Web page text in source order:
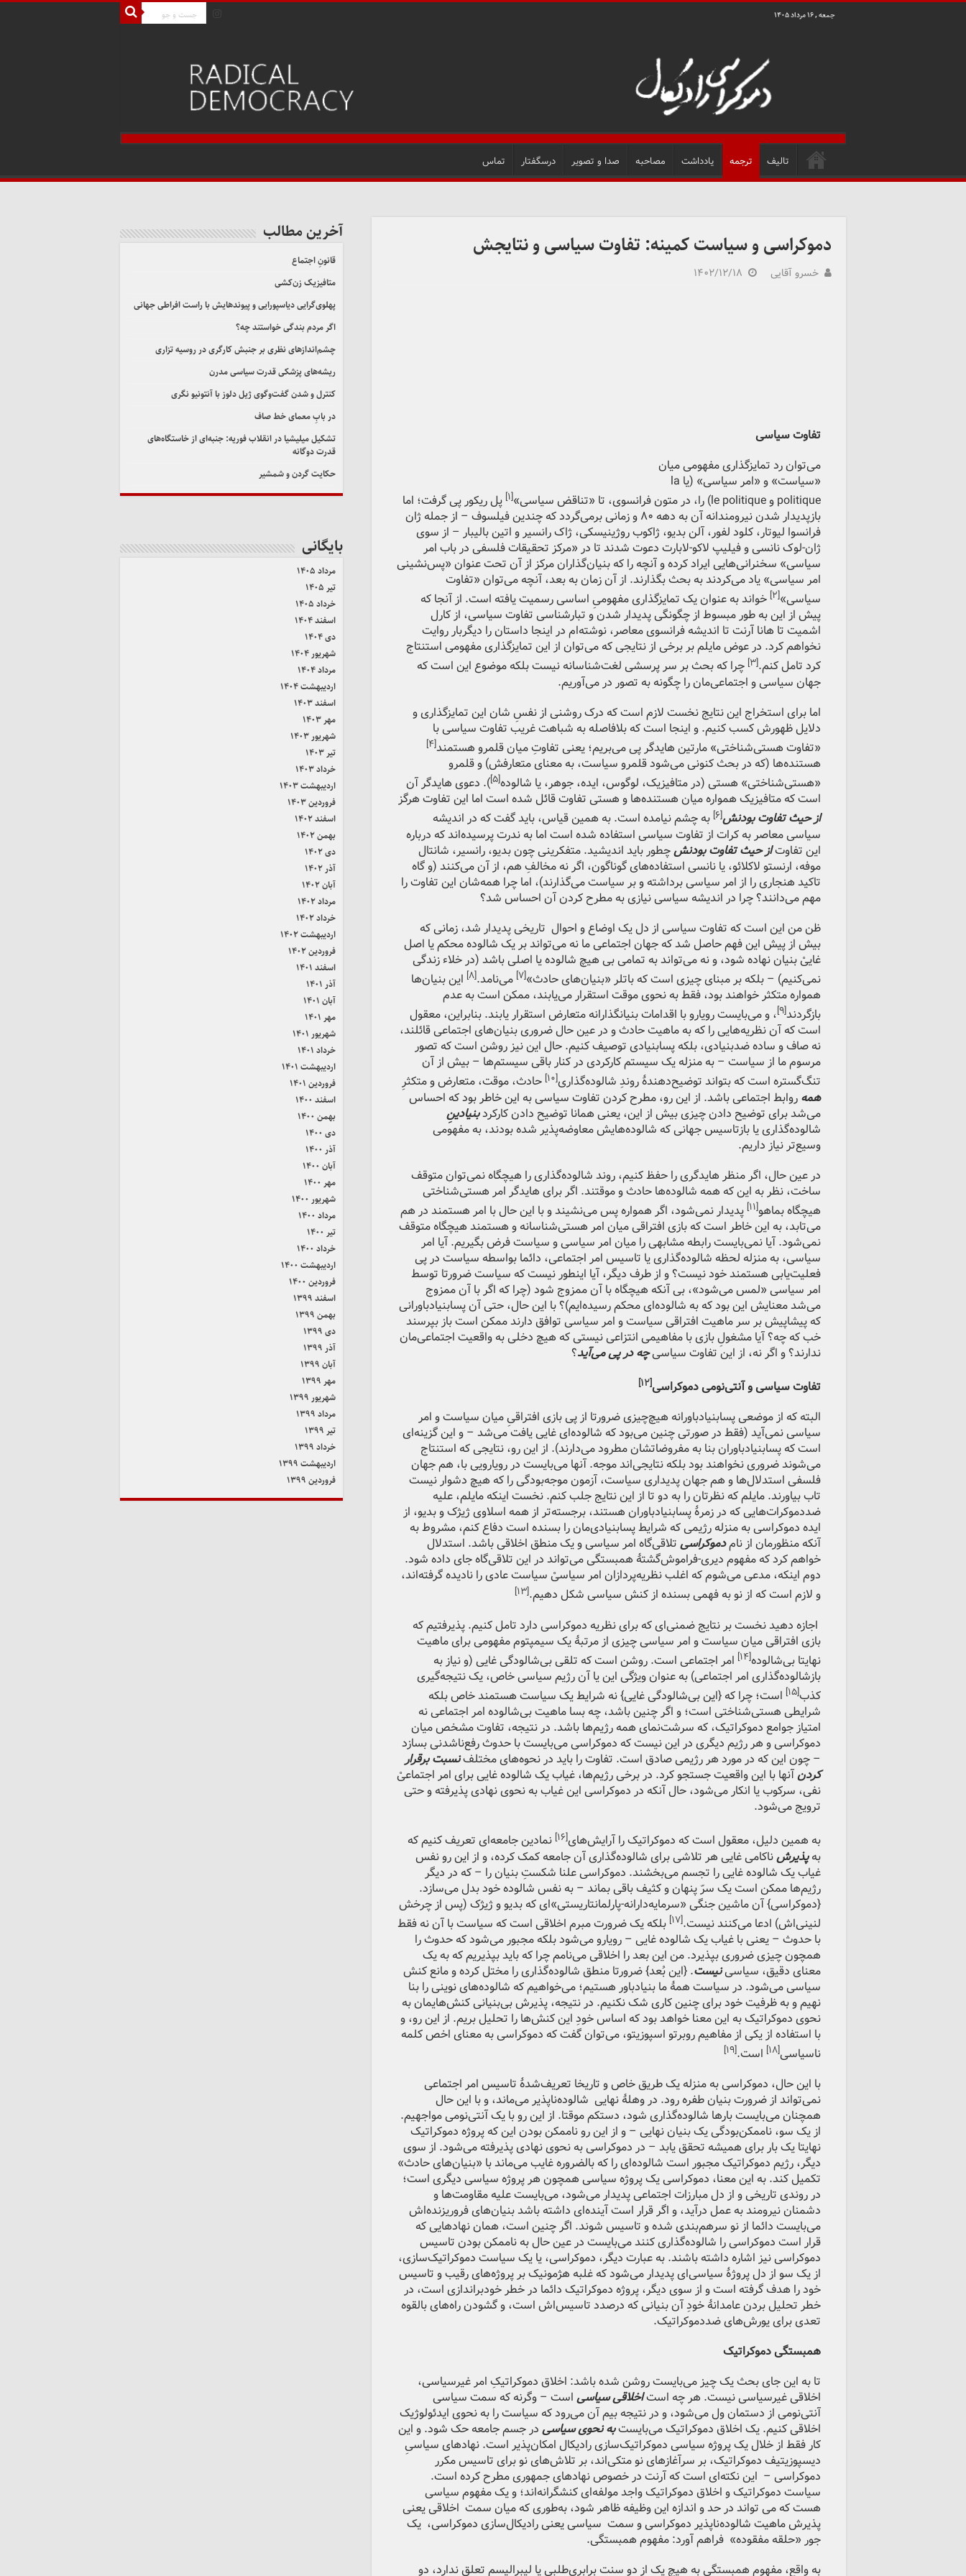
جمعه , ۱۶ مرداد ۱۴۰۵
تالیف ترجمه یادداشت مصاحبه صدا و تصویر درسگفتار تماس
دموکراسی و سیاست کمینه: تفاوت سیاسی و نتایجش
خسرو آقایی ۱۴۰۲/۱۲/۱۸
تفاوت سیاسی
می‌توان رد تمایزگذاری مفهومی میان
«سیاست» و «امر سیاسی» (یا la
politique و le politique) را، در متون فرانسوی، تا «تناقض سیاسی»
[۱] پل ریکور پی گرفت؛ اما
بازپدیدار شدن نیرومندانه آن به دهه ۸۰ و زمانی برمی‌گردد که چندین فیلسوف‌ – از جمله ژان
فرانسوا لیوتار، کلود لفور، آلن بدیو، ژاکوب روژینیسکی، ژاک رانسیر و اتین بالیبار – از سوی
ژان-لوک نانسی و فیلیپ لاکو-لابارت دعوت شدند تا در «مرکز تحقیقات فلسفی در باب امر
سیاسی» سخنرانی‌هایی ایراد کرده و آنچه را که بنیان‌گذاران مرکز از آن تحت عنوان «پس‌نشینی
امر سیاسی» یاد می‌کردند به بحث بگذارند. از آن زمان به بعد، آنچه می‌توان «تفاوت
سیاسی»[۲]
خواند به عنوان یک تمایز‌گذاری مفهومیِ اساسی رسمیت یافته است. از آنجا که
پیش از این به طور مبسوط از چگونگی پدیدار شدن و تبارشناسی تفاوت سیاسی، از کارل
اشمیت تا هانا آرنت تا اندیشه فرانسوی معاصر، نوشته‌ام در اینجا داستان را دیگربار روایت
نخواهم کرد. در عوض مایلم بر برخی از نتایجی که می‌توان از این تمایز‌گذاری مفهومی استنتاج
کرد تامل کنم.[۳]
چرا که بحث بر سر پرسشی لغت‌شناسانه نیست بلکه موضوع این است که
جهان سیاسی و اجتماعی‌مان را چگونه به تصور در می‌آوریم.
اما برای استخراج این نتایج نخست لازم است که درک روشنی از نفسِ شان این تمایز‌گذاری و
دلایل ظهورش کسب کنیم. و اینجا است که بلافاصله به شباهت غریب تفاوت سیاسی با
«تفاوت هستی‌شناختی» مارتین هایدگر پی می‌بریم؛ یعنی تفاوتِ میان قلمرو هستمند[۴]
هستنده‌ها (که در بحث کنونی می‌شود قلمرو سیاست، به معنای متعارفش) و قلمرو
«هستی‌شناختی» هستی (در متافیزیک، لوگوس، ایده، جوهر، یا شالوده[۵] ). دعوی هایدگر آن
است که متافیزیک همواره میان هستنده‌ها و هستی تفاوت قائل شده است اما این تفاوت هرگز
از حیث تفاوت بودنش[۶]
به چشم نیامده است. به همین قیاس، باید گفت که در اندیشه
سیاسی معاصر به کرات از تفاوت سیاسی استفاده شده است اما به ندرت پرسیده‌اند که درباره
این تفاوتاز حیث تفاوت بودنشچطور باید اندیشید. متفکرینی چون بدیو، رانسیر، شانتال
موفه، ارنستو لاکلائو، یا نانسی استفاده‌های گوناگون، اگر نه مخالفِ هم، از آن می‌کنند (و گاه
تاکید هنجاری را از امر سیاسی برداشته و بر سیاست می‌گذارند)، اما چرا همه‌شان این تفاوت را
مهم می‌دانند؟ چرا در اندیشه سیاسی نیازی به مطرح کردن آن احساس شد؟
ظن من این است که تفاوت سیاسی از دل یک اوضاع و احوال تاریخی پدیدار شد، زمانی که
بیش از پیش این فهم حاصل شد که جهان اجتماعی ما نه می‌تواند بر یک شالوده محکم یا اصل
غاییْ بنیان نهاده شود، و نه می‌تواند به تمامی بی هیچ شالوده یا اصلی باشد (در خلاء زندگی
نمی‌کنیم) – بلکه بر مبنای چیزی است که باتلر «بنیان‌های حادث»[۷] می‌نامد.[۸]
این بنیان‌ها
همواره متکثر خواهند بود، فقط به نحوی موقت استقرار می‌یابند، ممکن است به عدم
بازگردند[۹] ، و می‌بایست رویارو با اقدامات بنیانگذارانه متعارض استقرار یابند. بنابراین، معقول
است که آن نظریه‌هایی را که به ماهیت حادث و در عین حال ضروری بنیان‌های اجتماعی قائلند،
نه صاف و ساده ضدبنیادی، بلکه پسابنیادی توصیف کنیم. حال این نیز روشن است که تصور
مرسوم ما از سیاست – به منزله یک سیستم کارکردی در کنار باقی سیستم‌ها – بیش از آن
تنگ‌گستره است که بتواند توضیح‌دهندۀ روندِ شالوده‌گذاری[۱۰]
حادث، موقت، متعارض و متکثرِ
همه روابط اجتماعی باشد. از این رو، مطرح کردن تفاوت سیاسی به این خاطر بود که احساس
می‌شد برای توضیح دادن چیزی بیش از این، یعنی همانا توضیح دادن کارکردبنیادینِ
شالوده‌گذاری یا بازتاسیس جهانی که شالوده‌هایش معاوضه‌پذیر شده‌ بودند، به مفهومی
وسیع‌تر نیاز داریم.
در عین حال، اگر منظر هایدگری را حفظ کنیم، روند شالوده‌گذاری را هیچگاه نمی‌توان متوقف
ساخت، نظر به این که همه شالوده‌ها حادث و موقتند. اگر برای هایدگر امر هستی‌شناختی
هیچگاه بماهو[۱۱]
پدیدار نمی‌شود، اگر همواره پس می‌نشیند و با این حال با امر هستمند در هم
می‌تابد، به این خاطر است که بازی افتراقی میان امر هستی‌شناسانه و هستمند هیچگاه متوقف
نمی‌شود. آیا نمی‌بایست رابطه مشابهی را میان امر سیاسی و سیاست فرض بگیریم. آیا امر
سیاسی، به منزله لحظه شالوده‌گذاری یا تاسیس امر اجتماعی، دائما بواسطه سیاست در پی
فعلیت‌یابی هستمند خود نیست؟ و از طرف دیگر، آیا اینطور نیست که سیاست ضرورتا توسط
امر سیاسی «لمس می‌شود»، بی آنکه هیچگاه با آن ممزوج شود (چرا که اگر با آن ممزوج
می‌شد معنایش این بود که به شالوده‌ای محکم رسیده‌ایم)؟ با این حال، حتی آن پسابنیادباورانی
که پیشاپیش بر سر ماهیت افتراقی سیاست و امر سیاسی توافق دارند ممکن است باز بپرسند
خب که چه؟ آیا مشغولِ بازی با مفاهیمی انتزاعی نیستی که هیچ دخلی به واقعیت اجتماعی‌مان
ندارند؟ و اگر نه، از این تفاوت سیاسیچه در پی می‌آید؟
تفاوت سیاسی و آنتی‌نومی دموکراسی[۱۲]
البته که از موضعی پسابنیادباورانه هیچ‌چیزی ضرورتا از پی بازی افتراقیِ میان سیاست و امر
سیاسی نمی‌آید (فقط در صورتی چنین می‌بود که شالوده‌ای غایی یافت می‌شد – و این گزینه‌ای
است که پسابنیادباوران بنا به مفروضاتشان مطرود می‌دارند). از این رو، نتایجی که استنتاج
می‌شوند ضروری نخواهند بود بلکه نتایجی‌اند موجه. آنها می‌بایست در رویارویی با، هم جهان
فلسفی استدلال‌ها و هم جهان پدیداری سیاست، آزمون موجه‌بودگی را که هیچ دشوار نیست
تاب بیاورند. مایلم که نظرتان را به دو تا از این نتایج جلب کنم. نخست اینکه مایلم، علیه
ضددموکرات‌هایی که در زمرۀ پسابنیادباوران هستند، برجسته‌تر از همه اسلاوی ژیژک و بدیو، از
ایده دموکراسی به منزله رژیمی که شرایط پسابنیادی‌مان را بسنده است دفاع کنم، مشروط به
آنکه منظورمان از نامدموکراسی تلاقی‌گاه امر سیاسی و یک منطق اخلاقی باشد. استدلال
خواهم کرد که مفهوم دیری-فراموش‌گشتۀ همبستگی می‌تواند در این تلاقی‌گاه جای داده شود.
دوم اینکه، مدعی می‌شوم که اغلب نظریه‌پردازان امر سیاسیْ سیاست عادی را نادیده گرفته‌اند،
و لازم است که از نو به فهمی بسنده از کنش سیاسی شکل دهیم.[۱۳]
اجازه دهید نخست بر نتایج ضمنی‌ای که برای نظریه دموکراسی دارد تامل کنیم. پذیرفتیم که
بازی افتراقی میان سیاست و امر سیاسی چیزی از مرتبۀ یک سیمپتوم مفهومی برای ماهیت
نهایتا بی‌شالوده[۱۴]
امر اجتماعی است. روشن است که تلقی بی‌شالودگی غایی (و نیاز به
بازشالوده‌گذاری امر اجتماعی) به عنوان ویژگی این یا آن رژیم سیاسی خاص، یک نتیجه‌گیری
کذب[۱۵]
است؛ چرا که {این بی‌شالودگی غایی} نه شرایط یک سیاست هستمند خاص بلکه
شرایطی هستی‌شناختی است؛ و اگر چنین باشد، چه بسا ماهیت بی‌شالوده امر اجتماعی نه
امتیاز جوامع دموکراتیک، که سرشت‌نمای همه رژیم‌ها باشد. در نتیجه، تفاوت مشخص میان
دموکراسی و هر رژیم دیگری در این نیست که دموکراسی می‌بایست با حدوث رفع‌ناشدنی بسازد
– چون این که در مورد هر رژیمی صادق است. تفاوت را باید در نحوه‌های مختلفنسبت برقرار
کردنآنها با این واقعیت جستجو کرد. در برخی رژیم‌ها، غیاب یک شالوده غایی برای امر اجتماعیْ
نفی، سرکوب یا انکار می‌شود، حال آنکه در دموکراسی این غیاب به نحوی نهادی پذیرفته و حتی
ترویج می‌شود.
به همین دلیل، معقول است که دموکراتیک را آرایش‌های[۱۶]
نمادین جامعه‌ای تعریف کنیم که
بهپذیرشناکامی غایی هر تلاشی برای شالوده‌گذاری آن جامعه کمک کرده، و از این رو نفس
غیاب یک شالوده غایی را تجسم می‌‌بخشند. دموکراسی علنا شکستِ بنیان را – که در دیگر
رژیم‌ها ممکن است یک سرّ پنهان و کثیف باقی بماند – به نفس شالوده خود بدل می‌سازد.
{دموکراسی} آن ماشین جنگی «سرمایه‌دارانه-پارلمانتاریستی»‌ای که بدیو و ژیژک (پس از چرخش
لنینی‌اش) ادعا می‌کنند نیست.[۱۷]
بلکه یک ضرورت مبرم اخلاقی است که سیاست با آن نه فقط
با حدوث – یعنی با غیاب یک شالوده غایی – رویارو می‌شود بلکه مجبور می‌شود که حدوث را
همچون چیزی ضروری بپذیرد. من این بعد را اخلاقی می‌نامم چرا که باید بپذیریم که به یک
معنای دقیق، سیاسینیست. {این بُعد} ضرورتا منطق شالوده‌گذاری را مختل کرده و مانع کنش
سیاسی می‌شود. در سیاست همۀ ما بنیادباور هستیم؛ می‌خواهیم که شالوده‌های نوینی را بنا
نهیم و به ظرفیت خود برای چنین کاری شک نکنیم. در نتیجه، پذیرش بی‌بنیانی کنش‌هایمان به
نحوی دموکراتیک به این معنا خواهد بود که اساس خودِ این کنش‌ها را تحلیل بریم. از این رو، و
با استفاده از یکی از مفاهیم روبرتو اسپوزیتو، می‌توان گفت که دموکراسی به معنای اخص کلمه
ناسیاسی[۱۸] است.[۱۹]
با این حال، دموکراسی به منزله یک طریق خاص و تاریخا تعریف‌شدۀ تاسیس امر اجتماعی
نمی‌تواند از ضرورت بنیان طفره رود. در وهلۀ نهایی شالوده‌ناپذیر می‌ماند، و با این حال
همچنان می‌بایست بارها شالوده‌گذاری شود، دستکم موقتا. از این رو با یک آنتی‌نومی مواجهیم.
از یک سو، ناممکن‌بودگی یک بنیان نهایی – و از این رو ناممکن بودن این که پروژه دموکراتیک
نهایتا یک بار برای همیشه تحقق یابد – در دموکراسی به نحوی نهادی پذیرفته می‌شود. از سوی
دیگر، رژیم دموکراتیک مجبور است شالوده‌ای را که بالضروره غایب می‌ماند با «بنیان‌های حادث»
تکمیل کند. به این معنا، دموکراسی یک پروژه سیاسی همچون هر پروژه سیاسی دیگری است؛
در روندی تاریخی و از دل مبارزات اجتماعی پدیدار می‌شود، می‌بایست علیه مقاومت‌ها و
دشمنان نیرومند به عمل درآید، و اگر قرار است آینده‌ای داشته باشد بنیان‌های فروریزنده‌اش
می‌بایست دائما از نو سرهم‌بندی شده و تاسیس شوند. اگر چنین است، همان نهادهایی که
قرار است دموکراسی را شالوده‌گذاری کنند می‌بایست در عین حال به ناممکن بودن تاسیس
دموکراسی نیز اشاره داشته باشند. به عبارت دیگر، دموکراسی، یا یک سیاست دموکراتیک‌سازی،
از یک سو از دل پروژۀ سیاسی‌ای پدیدار می‌شود که غلبه هژمونیک بر پروژه‌های رقیب و تاسیس
خود را هدف گرفته است و از سوی دیگر، پروژه دموکراتیک دائما در خطر خودبراندازی است، در
خطر تحلیل بردن عامدانۀ خودِ آن بنیانی که درصدد تاسیس‌اش است، و گشودن راه‌های بالقوه
تعدی برای یورش‌های ضددموکراتیک.
همبستگی دموکراتیک
تا به این جای بحث یک چیز می‌بایست روشن شده باشد: اخلاق دموکراتیکِ امر غیرسیاسی،
اخلاقی غیرسیاسی نیست. هر چه استاخلاقی سیاسی است – وگرنه که سمت سیاسی
آنتی‌نومی از دستمان ول می‌شود، و در نتیجه بیم آن می‌رود که سیاست را به نحوی ایدئولوژیک
اخلاقی کنیم. یک اخلاق دموکراتیک می‌بایستبه نحوی سیاسی در جسم جامعه حک شود. و این
کار فقط از خلال یک پروژه سیاسی دموکراتیک‌سازی رادیکال امکان‌پذیر است. نهادهای سیاسیِ
دیسپوزیتیف دموکراتیک، بر سرآغازهای نو متکی‌اند، بر تلاش‌های نو برای تاسیس مکرر
دموکراسی – این نکته‌ای است که آرنت در خصوص نهادهای جمهوری مطرح کرده است.
سیاست دموکراتیک و اخلاق دموکراتیک واجد مولفه‌ای کنشگرانه‌اند؛ و یک مفهوم سیاسی
هست که می تواند در حد و اندازه این وظیفه ظاهر شود، به‌طوری که میان سمت اخلاقی یعنی
پذیرش ماهیت شالوده‌نا‌پذیر دموکراسی و سمت سیاسی یعنی رادیکال‌سازی دموکراسی، یک
جور «حلقه مفقوده» فراهم آورد: مفهوم همبستگی.
به واقع، مفهوم همبستگی به هیچ یک از دو سنت برابری‌طلبی یا لیبرالیسم تعلق ندارد، دو
آخرین مطالب
قانونِ اجتماع
متافیزیک زن‌کشی
پهلوی‌گرایی دیاسپورایی و پیوندهایش با راست افراطی جهانی
اگر مردم بندگی خواستند چه؟
چشم‌اندازهای نظری بر جنبش کارگری در روسیه تزاری
ریشه‌های پزشکی قدرت سیاسی مدرن
کنترل و شدن گفت‌وگوی ژیل دلوز با آنتونیو نگری
در بابِ معمای خط صاف
تشکیل میلیشیا در انقلاب فوریه: جنبه‌ای از خاستگاه‌های
قدرت دوگانه
حکایت گردن و شمشیر
بایگانی
مرداد ۱۴۰۵
تیر ۱۴۰۵
خرداد ۱۴۰۵
اسفند ۱۴۰۴
دی ۱۴۰۴
شهریور ۱۴۰۴
مرداد ۱۴۰۴
اردیبهشت ۱۴۰۴
اسفند ۱۴۰۳
مهر ۱۴۰۳
شهریور ۱۴۰۳
تیر ۱۴۰۳
خرداد ۱۴۰۳
اردیبهشت ۱۴۰۳
فروردین ۱۴۰۳
اسفند ۱۴۰۲
بهمن ۱۴۰۲
دی ۱۴۰۲
آذر ۱۴۰۲
آبان ۱۴۰۲
مرداد ۱۴۰۲
خرداد ۱۴۰۲
اردیبهشت ۱۴۰۲
فروردین ۱۴۰۲
اسفند ۱۴۰۱
آذر ۱۴۰۱
آبان ۱۴۰۱
مهر ۱۴۰۱
شهریور ۱۴۰۱
خرداد ۱۴۰۱
اردیبهشت ۱۴۰۱
فروردین ۱۴۰۱
اسفند ۱۴۰۰
بهمن ۱۴۰۰
دی ۱۴۰۰
آذر ۱۴۰۰
آبان ۱۴۰۰
مهر ۱۴۰۰
شهریور ۱۴۰۰
مرداد ۱۴۰۰
تیر ۱۴۰۰
خرداد ۱۴۰۰
اردیبهشت ۱۴۰۰
فروردین ۱۴۰۰
اسفند ۱۳۹۹
بهمن ۱۳۹۹
دی ۱۳۹۹
آذر ۱۳۹۹
آبان ۱۳۹۹
مهر ۱۳۹۹
شهریور ۱۳۹۹
مرداد ۱۳۹۹
تیر ۱۳۹۹
خرداد ۱۳۹۹
اردیبهشت ۱۳۹۹
فروردین ۱۳۹۹